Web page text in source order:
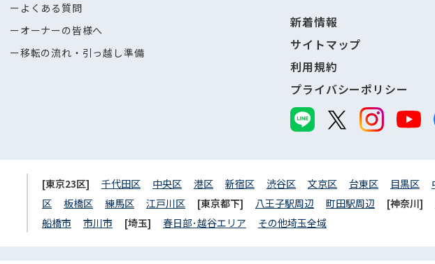
よくある質問
オーナーの皆様へ
移転の流れ・引っ越し準備
新着情報
サイトマップ
利用規約
プライバシーポリシー
[東京23区] 千代田区 中央区 港区 新宿区 渋谷区 文京区 台東区 目黒区
区
板橋区 練馬区 江戸川区 [東京都下] 八王子駅周辺 町田駅周辺 [神奈川]
船橋市
市川市 [埼玉] 春日部･越谷エリア その他埼玉全域